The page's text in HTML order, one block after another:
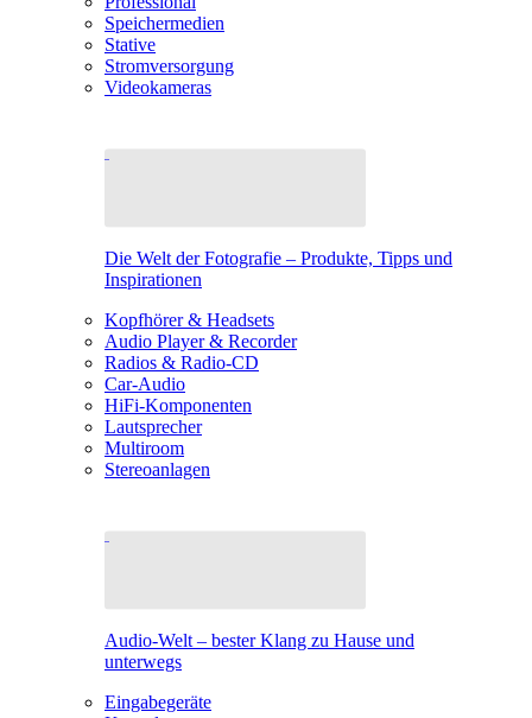
Speichermedien
Stative
Stromversorgung
Videokameras
Die Welt der Fotografie – Produkte, Tipps und
Inspirationen
Kopfhörer & Headsets
Audio Player & Recorder
Radios & Radio-CD
Car-Audio
HiFi-Komponenten
Lautsprecher
Multiroom
Stereoanlagen
Audio-Welt – bester Klang zu Hause und
unterwegs
Eingabegeräte